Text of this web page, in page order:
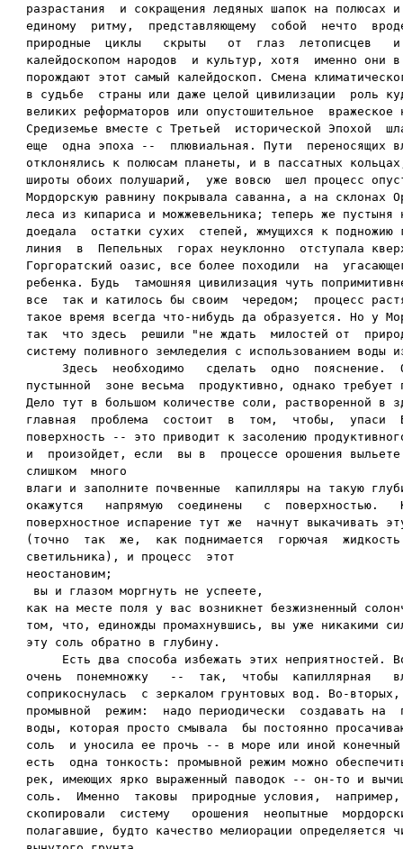
разрастания  и сокращения ледяных шапок на полюсах
единому  ритму,  представляющему  собой  нечто
природные  циклы   скрыты   от  глаз  летописцев   и
калейдоскопом народов  и культур, хотя  именно они
порождают этот самый калейдоскоп. Смена
в судьбе  страны или даже целой цивилизации  роль
великих реформаторов или опустошительное
Средиземье вместе с Третьей  исторической Эпохой
еще  одна эпоха --  плювиальная. Пути  переносящих
отклонялись к полюсам планеты, и в пассатных
широты обоих полушарий,  уже вовсю  шел процесс
Мордорскую равнину покрывала саванна, а на склонах
леса из кипариса и можжевельника; теперь же
доедала  остатки сухих  степей, жмущихся к подножию
линия  в  Пепельных  горах неуклонно  отступала
Горгоратский оазис, все более походили  на
ребенка. Будь  тамошняя цивилизация чуть
все  так и катилось бы своим  чередом;  процесс
такое время всегда что-нибудь да образуется. Но у
так  что здесь  решили "не ждать  милостей от
систему поливного земледелия с использованием воды
Здесь  необходимо   сделать  одно  пояснение.
пустынной  зоне весьма  продуктивно, однако требует
Дело тут в большом количестве соли, растворенной в
главная  проблема  состоит  в  том,  чтобы,  упаси
поверхность -- это приводит к засолению
и  произойдет, если  вы в  процессе орошения
слишком  много
влаги и заполните почвенные  капилляры на такую
окажутся   напрямую  соединены   с  поверхностью.
поверхностное испарение тут же  начнут выкачивать
(точно  так  же,  как поднимается  горючая
светильника), и процесс  этот
неостановим;
вы и глазом моргнуть не успеете,
как на месте поля у вас возникнет безжизненный
том, что, единожды промахнувшись, вы уже никакими
эту соль обратно в глубину.
Есть два способа избежать этих неприятностей.
очень  понемножку   --  так,  чтобы  капиллярная
соприкоснулась  с зеркалом грунтовых вод. Во-
промывной  режим:  надо периодически  создавать на
воды, которая просто смывала  бы постоянно
соль  и уносила ее прочь -- в море или иной
есть  одна тонкость: промывной режим можно
рек, имеющих ярко выраженный паводок -- он-то и
соль.  Именно  таковы  природные условия,
скопировали  систему   орошения  неопытные
полагавшие, будто качество мелиорации определяется